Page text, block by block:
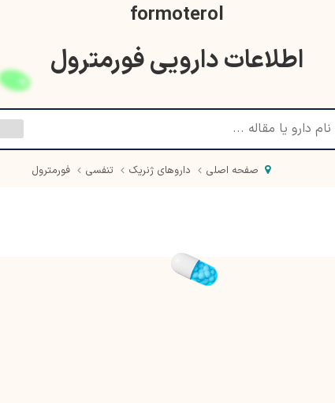
formoterol
اطلاعات دارویی فورمترول
صفحه اصلی داروهای ژنریک تنفسی فورمترول